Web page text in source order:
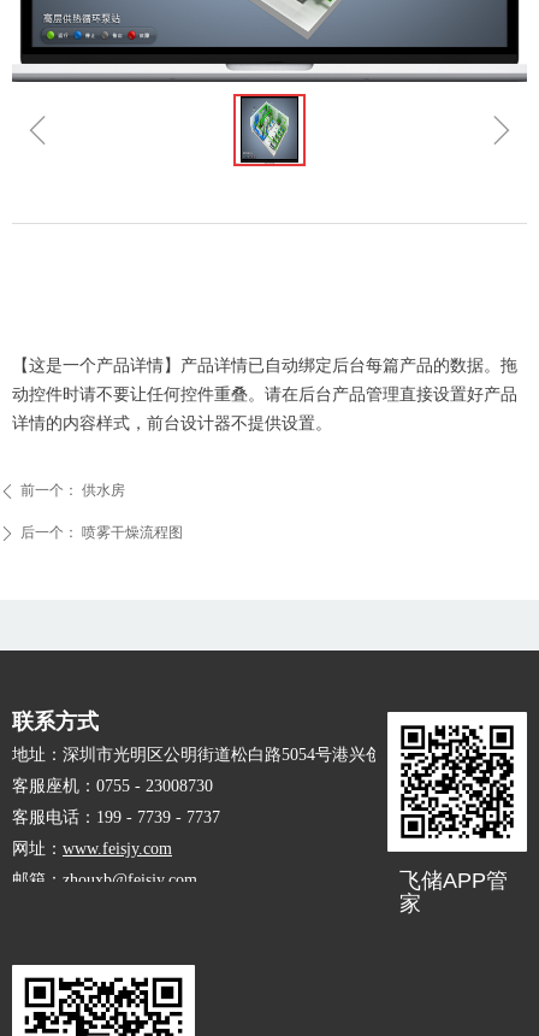
ꄴ 前一个： 供水房
ꄲ 后一个： 喷雾干燥流程图
【这是一个产品详情】产品详情已自动绑定后台每篇产品的数据。拖
动控件时请不要让任何控件重叠。请在后台产品管理直接设置好产品
详情的内容样式，前台设计器不提供设置。
ꁆ ꁇ
联系方式
地址：深圳市光明区公明街道松白路5054号港兴创业大厦6F
客服座机：0755 - 23008730
客服电话：199 - 7739 - 7737
网址： www.feisjy.com
邮箱：zhouxb@feisjy.com
飞储APP管
家